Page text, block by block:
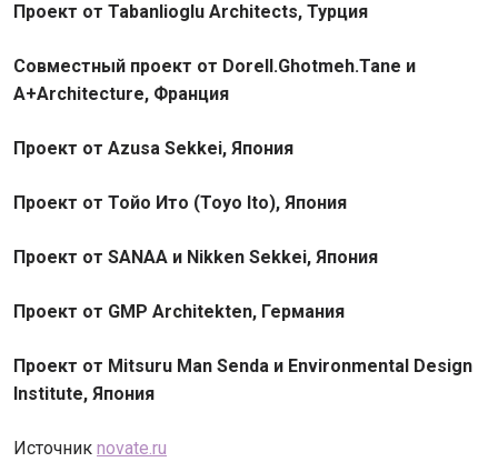
Проект от Tabanlioglu Architects, Турция
Совместный проект от Dorell.Ghotmeh.Tane и
A+Architecture, Франция
Проект от Azusa Sekkei, Япония
Проект от Тойо Ито (Toyo Ito), Япония
Проект от SANAA и Nikken Sekkei, Япония
Проект от GMP Architekten, Германия
Проект от Mitsuru Man Senda и Environmental Design
Institute, Япония
Источник novate.ru